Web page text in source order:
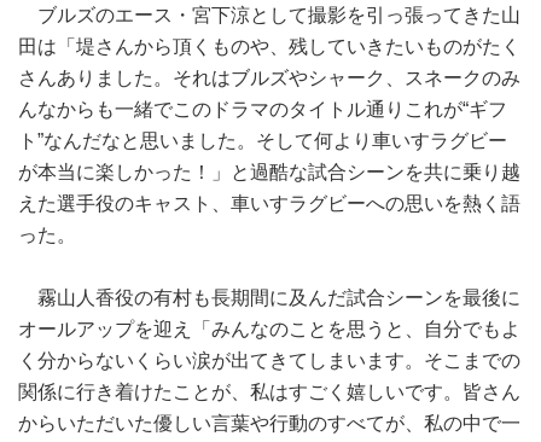
ブルズのエース・宮下涼として撮影を引っ張ってきた山
田は「堤さんから頂くものや、残していきたいものがたく
さんありました。それはブルズやシャーク、スネークのみ
んなからも一緒でこのドラマのタイトル通りこれが“ギフ
ト”なんだなと思いました。そして何より車いすラグビー
が本当に楽しかった！」と過酷な試合シーンを共に乗り越
えた選手役のキャスト、車いすラグビーへの思いを熱く語
った。
霧山人香役の有村も長期間に及んだ試合シーンを最後に
オールアップを迎え「みんなのことを思うと、自分でもよ
く分からないくらい涙が出てきてしまいます。そこまでの
関係に行き着けたことが、私はすごく嬉しいです。皆さん
からいただいた優しい言葉や行動のすべてが、私の中で一